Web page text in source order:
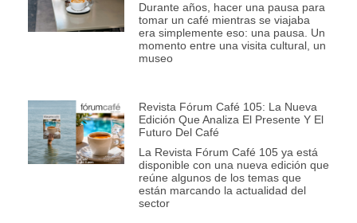
Durante años, hacer una pausa para
tomar un café mientras se viajaba
era simplemente eso: una pausa. Un
momento entre una visita cultural, un
museo
Revista Fórum Café 105: La Nueva
Edición Que Analiza El Presente Y El
Futuro Del Café
La Revista Fórum Café 105 ya está
disponible con una nueva edición que
reúne algunos de los temas que
están marcando la actualidad del
sector